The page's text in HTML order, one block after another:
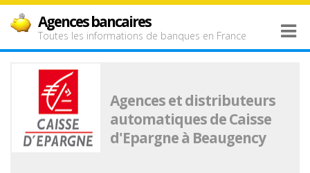
Agences bancaires
Toutes les informations de banques en France
Agences et distributeurs
automatiques de Caisse
d'Epargne à Beaugency